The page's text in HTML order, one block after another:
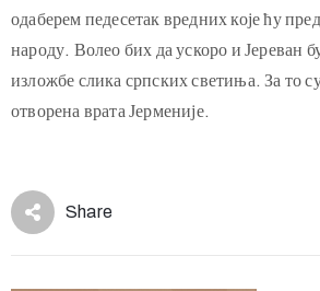
одаберем педесетак вредних које ћу
народу. Волео бих да ускоро и Јереван
изложбе слика српских светиња. За то
отворена врата Јерменије.
Share